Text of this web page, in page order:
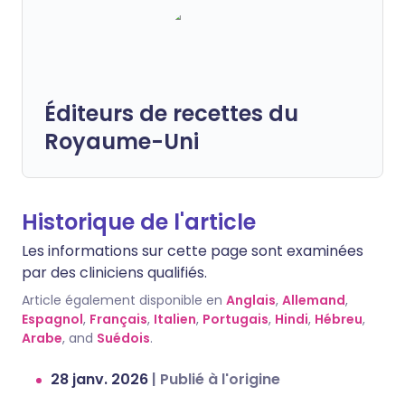
Éditeurs de recettes du
Royaume-Uni
Historique de l'article
Les informations sur cette page sont examinées
par des cliniciens qualifiés.
Article également disponible en Anglais, Allemand,
Espagnol, Français, Italien, Portugais, Hindi, Hébreu,
Arabe, and Suédois.
28 janv. 2026 | Publié à l'origine